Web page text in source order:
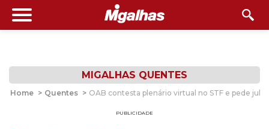
MIGALHAS QUENTES
Home > Quentes > OAB contesta plenário virtual no STF e pede
PUBLICIDADE